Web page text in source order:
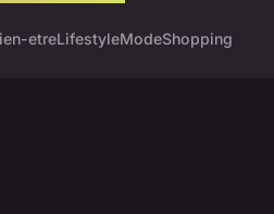
etreLifestyleModeShopping